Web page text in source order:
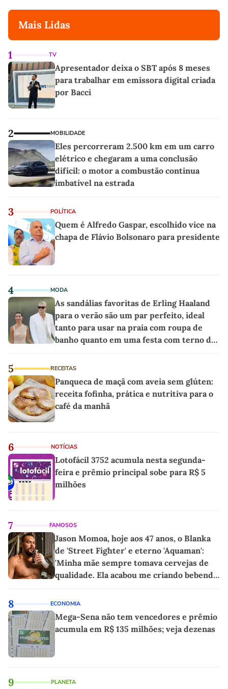
Mais Lidas
1 TV
Apresentador deixa o SBT após 8 meses
para trabalhar em emissora digital criada
por Bacci
2 MOBILIDADE
Eles percorreram 2.500 km em um carro
elétrico e chegaram a uma conclusão
difícil: o motor a combustão continua
imbatível na estrada
3 POLÍTICA
Quem é Alfredo Gaspar, escolhido vice na
chapa de Flávio Bolsonaro para presidente
4 MODA
As sandálias favoritas de Erling Haaland
para o verão são um par perfeito, ideal
tanto para usar na praia com roupa de
banho quanto em uma festa com terno de
5 RECEITAS
Panqueca de maçã com aveia sem glúten:
receita fofinha, prática e nutritiva para o
café da manhã
6 NOTÍCIAS
Lotofácil 3752 acumula nesta segunda-
feira e prêmio principal sobe para R$ 5
milhões
7 FAMOSOS
Jason Momoa, hoje aos 47 anos, o Blanka
de 'Street Fighter' e eterno 'Aquaman':
'Minha mãe sempre tomava cervejas de
qualidade. Ela acabou me criando bebendo
8 ECONOMIA
Mega-Sena não tem vencedores e prêmio
acumula em R$ 135 milhões; veja dezenas
9 PLANETA